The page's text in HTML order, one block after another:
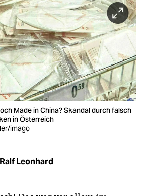
Made in China? Skandal durch falsch
in Österreich
imago
Ralf Leonhard